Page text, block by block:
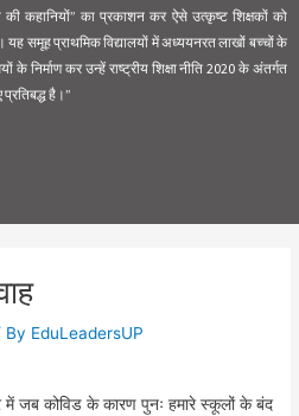
कहानियों” का प्रकाशन कर ऐसे उत्कृष्ट शिक्षकों को
यह समूह प्राथमिक विद्यालयों में अध्ययनरत लाखों बच्चों के
निर्माण कर उन्हें राष्ट्रीय शिक्षा नीति 2020 के अंतर्गत
है।”
EduLeadersUP
में जब कोविड के कारण पुनः हमारे स्कूलों के बंद